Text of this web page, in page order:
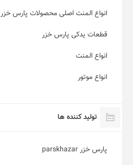
انواع المنت اصلی محصولات پارس خزر
قطعات یدکی پارس خزر
انواع المنت
انواع موتور
تولید کننده ها
پارس خزر parskhazar